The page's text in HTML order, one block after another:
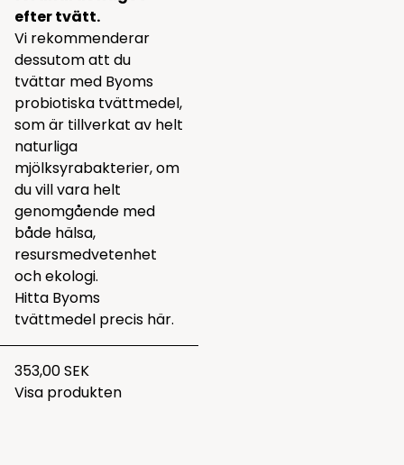
efter tvätt.
Vi rekommenderar
dessutom att du
tvättar med Byoms
probiotiska tvättmedel,
som är tillverkat av helt
naturliga
mjölksyrabakterier, om
du vill vara helt
genomgående med
både hälsa,
resursmedvetenhet
och ekologi.
Hitta Byoms
tvättmedel precis här.
353,00 SEK
Visa produkten